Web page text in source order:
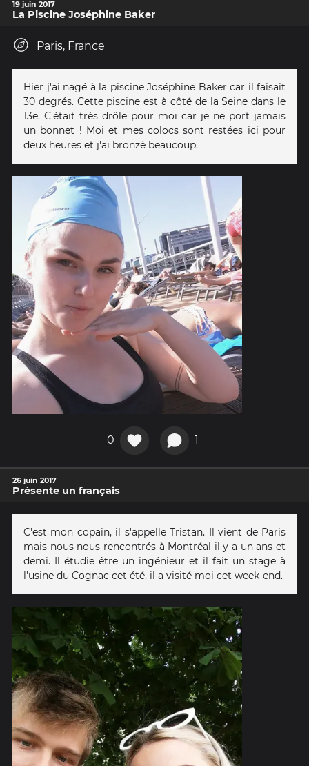
19 juin 2017
La Piscine Joséphine Baker
Paris, France
Hier j'ai nagé à la piscine Joséphine Baker car il faisait
30 degrés. Cette piscine est à côté de la Seine dans le
13e. C'était très drôle pour moi car je ne port jamais
un bonnet ! Moi et mes colocs sont restées ici pour
deux heures et j'ai bronzé beaucoup.
0 1
26 juin 2017
Présente un français
C'est mon copain, il s'appelle Tristan. Il vient de Paris
mais nous nous rencontrés à Montréal il y a un ans et
demi. Il étudie être un ingénieur et il fait un stage à
l'usine du Cognac cet été, il a visité moi cet week-end.